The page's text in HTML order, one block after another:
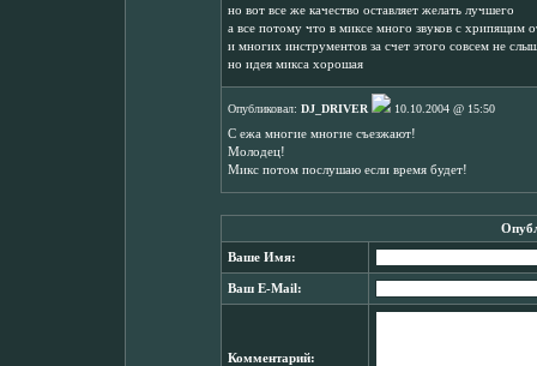
но вот все же качество оставляет желать лучшего
а все потому что в миксе много звуков с хрипящим
и многих инструментов за счет этого совсем не
но идея микса хорошая
Опубликовал: DJ_DRIVER
10.10.2004 @ 15:50
С ежа многие многие съезжают!
Молодец!
Микс потом послушаю если время будет!
Ваше Имя:
Ваш E-Mail:
Комментарий: